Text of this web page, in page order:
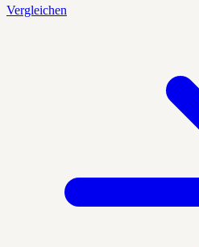
Vergleichen